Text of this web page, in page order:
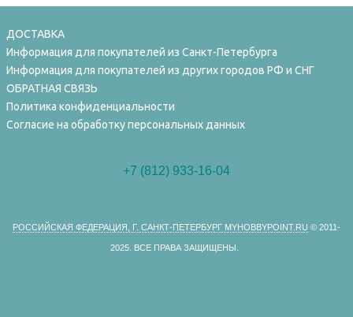
ДОСТАВКА
Информация для покупателей из Санкт-Петербурга
Информация для покупателей из других городов РФ и СНГ
ОБРАТНАЯ СВЯЗЬ
Политика конфиденциальности
Согласие на обработку персональных данных
+7 (812) 933-16-04
РОССИЙСКАЯ ФЕДЕРАЦИЯ, Г. САНКТ-ПЕТЕРБУРГ MYHOBBYPOINT.RU © 2011-
2025. ВСЕ ПРАВА ЗАЩИЩЕНЫ.